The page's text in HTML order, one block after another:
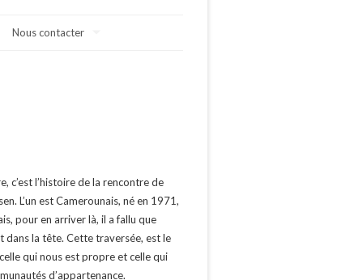
Nous contacter
c’est l’histoire de la rencontre de
L’un est Camerounais, né en 1971,
pour en arriver là, il a fallu que
dans la tête. Cette traversée, est le
qui nous est propre et celle qui
d’appartenance.